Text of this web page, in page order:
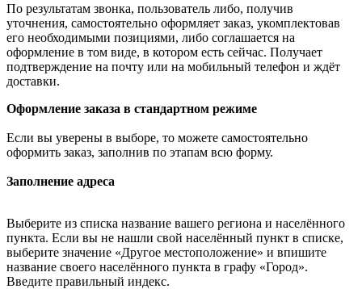
По результатам звонка, пользователь либо, получив
уточнения, самостоятельно оформляет заказ, укомплектовав
его необходимыми позициями, либо соглашается на
оформление в том виде, в котором есть сейчас. Получает
подтверждение на почту или на мобильный телефон и ждёт
доставки.
Оформление заказа в стандартном режиме
Если вы уверены в выборе, то можете самостоятельно
оформить заказ, заполнив по этапам всю форму.
Заполнение адреса
Выберите из списка название вашего региона и населённого
пункта. Если вы не нашли свой населённый пункт в списке,
выберите значение «Другое местоположение» и впишите
название своего населённого пункта в графу «Город».
Введите правильный индекс.